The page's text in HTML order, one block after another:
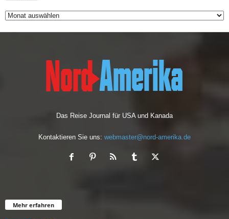
Das Reise Journal für USA und Kanada
Kontaktieren Sie uns: webmaster@nord-amerika.de
Mehr erfahren